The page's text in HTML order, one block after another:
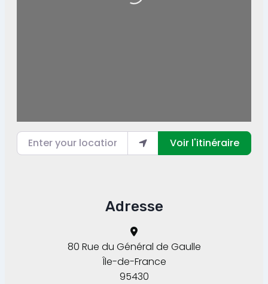
Enter your location
Voir l'itinéraire
Adresse
80 Rue du Général de Gaulle
Île-de-France
95430